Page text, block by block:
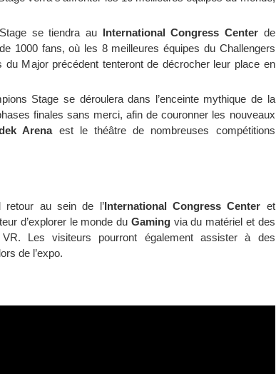
se tiendra au International Congress Centerde
1000 fans, où les 8 meilleures équipes du Challengers
du Major précédent tenteront de décrocher leur place en
Stage se déroulera dans l’enceinte mythique de la
finales sans merci, afin de couronner les nouveaux
Arenaest le théâtre de nombreuses compétitions
au sein de l’International Congress Center et
d’explorer le monde du Gamingvia du matériel et des
Les visiteurs pourront également assister à des
de l’expo.